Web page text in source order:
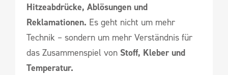
Hitzeabdrücke, Ablösungen und
Reklamationen. Es geht nicht um mehr
Technik – sondern um mehr Verständnis für
das Zusammenspiel von Stoff, Kleber und
Temperatur.